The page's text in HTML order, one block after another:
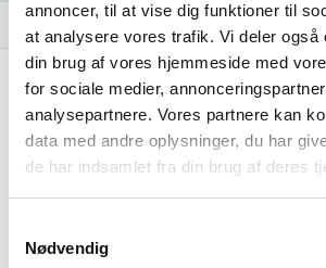
annoncer, til at vise dig funktioner til
at analysere vores trafik. Vi deler også
din brug af vores hjemmeside med
for sociale medier,
analysepartnere. Vores partnere kan
data med andre oplysninger, du har
de har indsamlet fra din brug af deres
Nødvendig
Regnskaber
Resultat i 1000
DKK
2023-12
Nettoomsætning -
(EBIT)